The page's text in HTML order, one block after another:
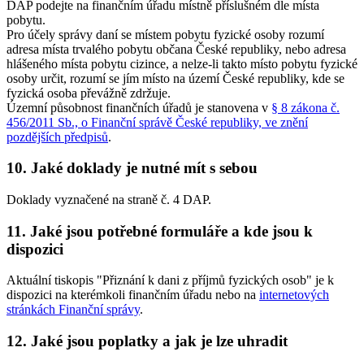
DAP podejte na finančním úřadu místně příslušném dle místa
pobytu.
Pro účely správy daní se místem pobytu fyzické osoby rozumí
adresa místa trvalého pobytu občana České republiky, nebo adresa
hlášeného místa pobytu cizince, a nelze-li takto místo pobytu fyzické
osoby určit, rozumí se jím místo na území České republiky, kde se
fyzická osoba převážně zdržuje.
Územní působnost finančních úřadů je stanovena v § 8 zákona č.
456/2011 Sb., o Finanční správě České republiky, ve znění
pozdějších předpisů.
10. Jaké doklady je nutné mít s sebou
Doklady vyznačené na straně č. 4 DAP.
11. Jaké jsou potřebné formuláře a kde jsou k
dispozici
Aktuální tiskopis "Přiznání k dani z příjmů fyzických osob" je k
dispozici na kterémkoli finančním úřadu nebo na internetových
stránkách Finanční správy.
12. Jaké jsou poplatky a jak je lze uhradit